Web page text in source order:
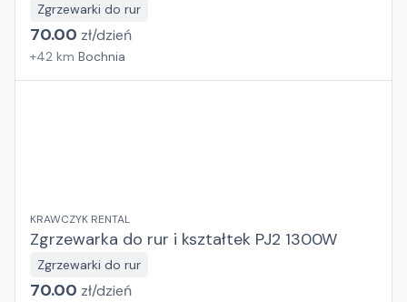
Zgrzewarki do rur
70.00 zł/dzień
+42 km Bochnia
KRAWCZYK RENTAL
Zgrzewarka do rur i kształtek PJ2 1300W
Zgrzewarki do rur
70.00 zł/dzień